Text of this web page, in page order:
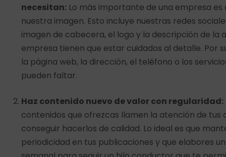
necesitan:Lo más importante de una empresa es
nuestra imagen. Esto incluye nuestras redes
imagen de cabecera, el logo y la descripción de la
empresa tienen que estar cuidados al detalle. Por
la página web, la dirección, el teléfono o los
pueden faltar.
Haz contenido nuevo de valor con regularidad:
contenidos que ofrezcas llamen la atención de tus
conseguir hacerlos de calidad. Lo ideal es que
periodicidad en tus publicaciones y que elabores